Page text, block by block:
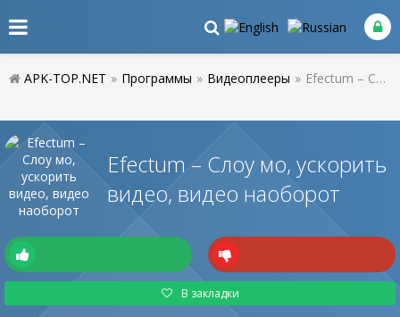
APK-TOP.NET » Программы » Видеоплееры » Efectum – Слоу мо, ускорить видео, видео наоборот
Efectum – Слоу мо, ускорить
видео, видео наоборот
В закладки